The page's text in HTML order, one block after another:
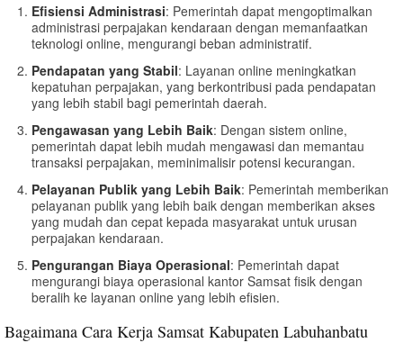
Efisiensi Administrasi: Pemerintah dapat mengoptimalkan
administrasi perpajakan kendaraan dengan memanfaatkan
teknologi online, mengurangi beban administratif.
Pendapatan yang Stabil: Layanan online meningkatkan
kepatuhan perpajakan, yang berkontribusi pada pendapatan
yang lebih stabil bagi pemerintah daerah.
Pengawasan yang Lebih Baik: Dengan sistem online,
pemerintah dapat lebih mudah mengawasi dan memantau
transaksi perpajakan, meminimalisir potensi kecurangan.
Pelayanan Publik yang Lebih Baik: Pemerintah memberikan
pelayanan publik yang lebih baik dengan memberikan akses
yang mudah dan cepat kepada masyarakat untuk urusan
perpajakan kendaraan.
Pengurangan Biaya Operasional: Pemerintah dapat
mengurangi biaya operasional kantor Samsat fisik dengan
beralih ke layanan online yang lebih efisien.
Bagaimana Cara Kerja Samsat Kabupaten Labuhanbatu